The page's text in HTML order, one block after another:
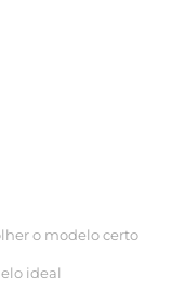
o modelo certo
ideal